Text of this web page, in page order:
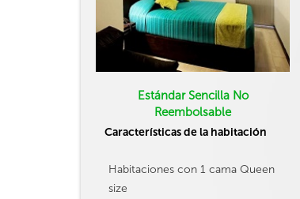
Estándar Sencilla No
Reembolsable
Características de la habitación
Habitaciones con 1 cama Queen
size